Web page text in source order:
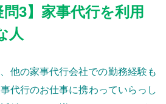
3】家事代行を利用
人
他の家事代行会社での勤務経験も
代行のお仕事に携わっていらっし